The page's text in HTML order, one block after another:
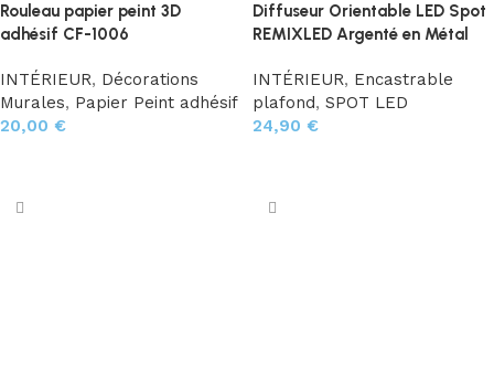
Rouleau papier peint 3D
adhésif CF-1006
INTÉRIEUR, Décorations
Murales, Papier Peint adhésif
20,00 €
Diffuseur Orientable LED Spot
REMIXLED Argenté en Métal
INTÉRIEUR, Encastrable
plafond, SPOT LED
24,90 €